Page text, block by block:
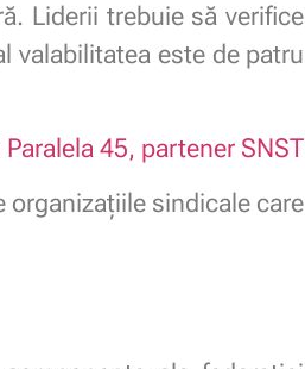
Liderii trebuie să verifice
valabilitatea este de patru
Paralela 45, partener SNST
organizaţiile sindicale care